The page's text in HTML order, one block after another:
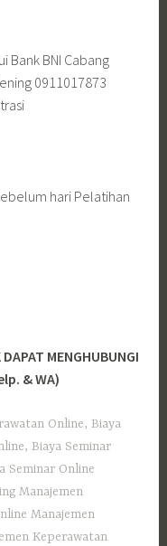
Bank BNI Cabang
0911017873
hari Pelatihan
MENGHUBUNGI
& WA)
Online, Biaya
, Biaya Seminar
Seminar Online
Manajemen
Manajemen
Keperawatan